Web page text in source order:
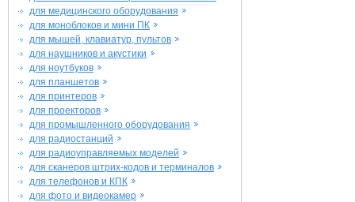
для медицинского оборудования
для моноблоков и мини ПК
для мышей, клавиатур, пультов
для наушников и акустики
для ноутбуков
для планшетов
для принтеров
для проекторов
для промышленного оборудования
для радиостанций
для радиоуправляемых моделей
для сканеров штрих-кодов и терминалов
для телефонов и КПК
для фото и видеокамер